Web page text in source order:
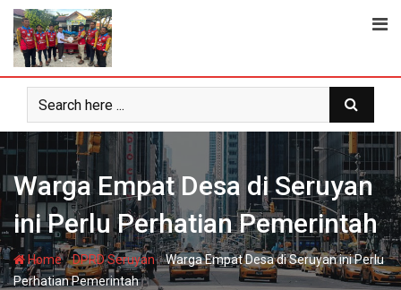
Skip
content
Warga Empat Desa di Seruyan
ini Perlu Perhatian Pemerintah
Home-DPRD Seruyan-Warga Empat Desa di Seruyan ini Perlu
Perhatian Pemerintah